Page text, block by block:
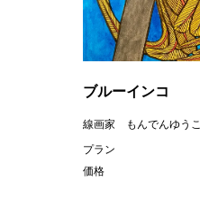
ブルーインコ
線画家 もんでんゆうこ
プラン
価格